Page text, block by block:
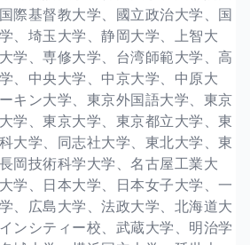
際基督教大学、國立政治大学、国
、埼玉大学、静岡大学、上智大
学、専修大学、台湾師範大学、高
、中央大学、中京大学、中原大
キン大学、東京外国語大学、東京
学、東京大学、東京都立大学、東
大学、同志社大学、東北大学、東
岡技術科学大学、名古屋工業大
学、日本大学、日本女子大学、一
、広島大学、法政大学、北海道大
ンシティー校、武蔵大学、明治学